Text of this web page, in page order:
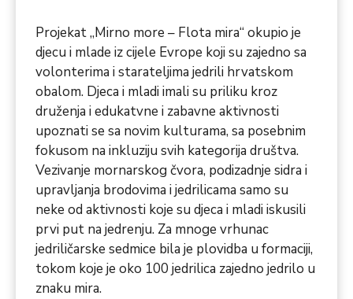
Projekat „Mirno more – Flota mira“ okupio je
djecu i mlade iz cijele Evrope koji su zajedno sa
volonterima i starateljima jedrili hrvatskom
obalom. Djeca i mladi imali su priliku kroz
druženja i edukatvne i zabavne aktivnosti
upoznati se sa novim kulturama, sa posebnim
fokusom na inkluziju svih kategorija društva.
Vezivanje mornarskog čvora, podizadnje sidra i
upravljanja brodovima i jedrilicama samo su
neke od aktivnosti koje su djeca i mladi iskusili
prvi put na jedrenju. Za mnoge vrhunac
jedriličarske sedmice bila je plovidba u formaciji,
tokom koje je oko 100 jedrilica zajedno jedrilo u
znaku mira.